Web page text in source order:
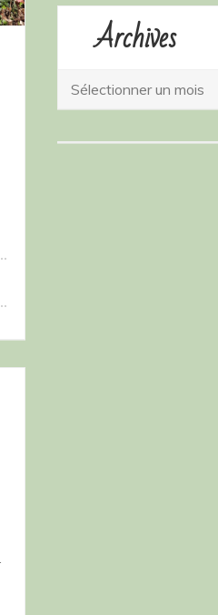
Archives
Archives